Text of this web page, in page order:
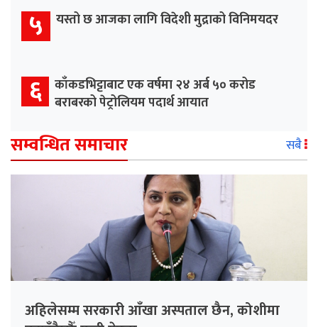
५ यस्तो छ आजका लागि विदेशी मुद्राको विनिमयदर
६ काँकडभिट्टाबाट एक वर्षमा २४ अर्ब ५० करोड
बराबरको पेट्रोलियम पदार्थ आयात
सम्वन्धित समाचार सबै
अहिलेसम्म सरकारी आँखा अस्पताल छैन, कोशीमा